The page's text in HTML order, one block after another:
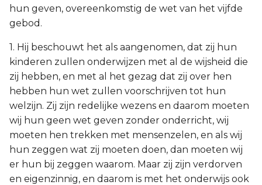
hun geven, overeenkomstig de wet van het vijfde
gebod.
1. Hij beschouwt het als aangenomen, dat zij hun
kinderen zullen onderwijzen met al de wijsheid die
zij hebben, en met al het gezag dat zij over hen
hebben hun wet zullen voorschrijven tot hun
welzijn. Zij zijn redelijke wezens en daarom moeten
wij hun geen wet geven zonder onderricht, wij
moeten hen trekken met mensenzelen, en als wij
hun zeggen wat zij moeten doen, dan moeten wij
er hun bij zeggen waarom. Maar zij zijn verdorven
en eigenzinnig, en daarom is met het onderwijs ook